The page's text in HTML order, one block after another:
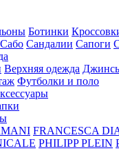
Ботинки
Сабо Сандалии Сапоги
Верхняя одежда
Футболки и поло
FRANCESCA
PHILIPP PLEIN